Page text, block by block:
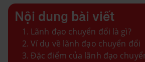
Nội dung bài viết
Lãnh đạo chuyển đổi là gì?
Ví dụ về lãnh đạo chuyển đổi
Đặc điểm của lãnh đạo